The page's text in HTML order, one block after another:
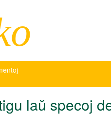
laŭ specoj